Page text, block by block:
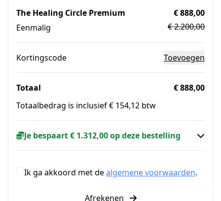
The Healing Circle Premium
Eenmalig
€ 888,00
€ 2.200,00
Kortingscode Toevoegen
Totaal
€ 888,00
Totaalbedrag is inclusief € 154,12 btw
Je bespaart € 1.312,00 op deze bestelling
Ik ga akkoord met dealgemene voorwaarden.
Afrekenen